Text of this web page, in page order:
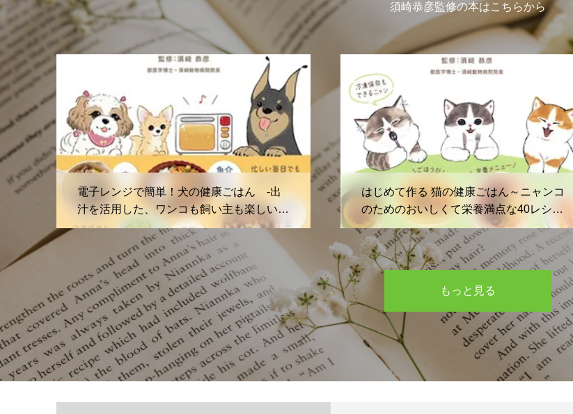
須崎恭彦監修の本はこちらから
ん -出
猫
はじめて作る 猫の健康ごはん～ニャンコ
のためのおいしくて栄養満点な40レシピ
～
犬
作り置きで簡単！犬の健康ごはん
もっと見る